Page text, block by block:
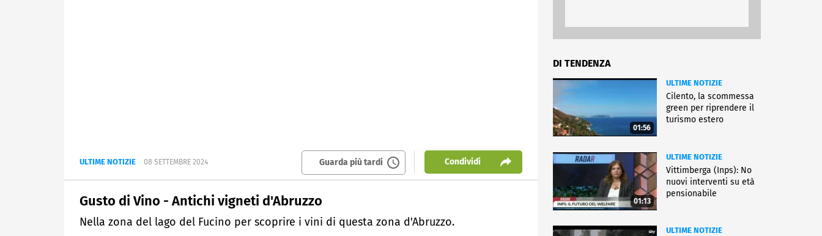
ULTIME NOTIZIE 08 SETTEMBRE 2024 Guarda più tardi Condividi
Gusto di Vino - Antichi vigneti d'Abruzzo
Nella zona del lago del Fucino per scoprire i vini di questa zona d'Abruzzo.
DI TENDENZA
01:56
ULTIME NOTIZIE
Cilento, la scommessa
green per riprendere il
turismo estero
01:13
ULTIME NOTIZIE
Vittimberga (Inps): No
nuovi interventi su età
pensionabile
ULTIME NOTIZIE